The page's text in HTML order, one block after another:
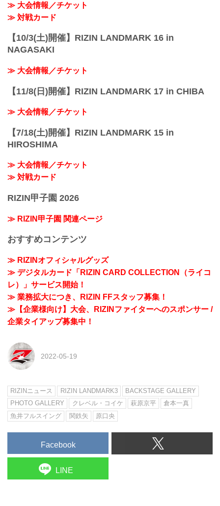
≫ 大会情報／チケット
≫ 対戦カード
【10/3(土)開催】RIZIN LANDMARK 16 in
NAGASAKI
≫ 大会情報／チケット
【11/8(日)開催】RIZIN LANDMARK 17 in CHIBA
≫ 大会情報／チケット
【7/18(土)開催】RIZIN LANDMARK 15 in
HIROSHIMA
≫ 大会情報／チケット
≫ 対戦カード
RIZIN甲子園 2026
≫ RIZIN甲子園 関連ページ
おすすめコンテンツ
≫ RIZINオフィシャルグッズ
≫ デジタルカード「RIZIN CARD COLLECTION（ライコ
レ）」サービス開始！
≫ 業務拡大につき、RIZIN FFスタッフ募集！
≫【企業様向け】大会、RIZINファイターへのスポンサー /
企業タイアップ募集中！
2022-05-19
RIZINニュース RIZIN LANDMARK3
BACKSTAGE GALLERY
PHOTO GALLERY
クレベル・コイケ 萩原京平
倉本一真
魚井フルスイング
関鉄矢 原口央
Facebook
LINE